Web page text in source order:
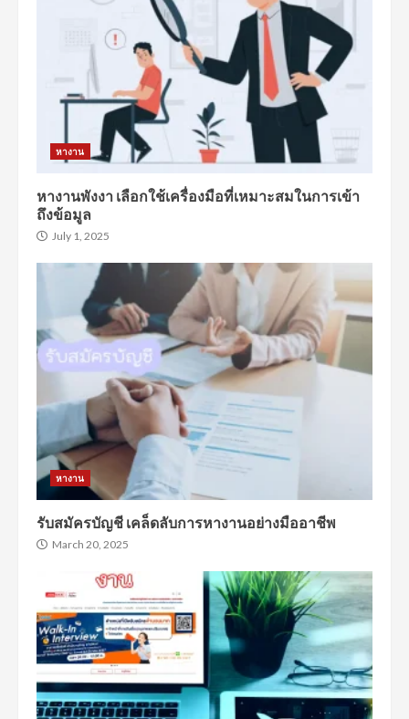
หางาน
หางานพังงา เลือกใช้เครื่องมือที่เหมาะสมในการเข้า
ถึงข้อมูล
July 1, 2025
หางาน
รับสมัครบัญชี เคล็ดลับการหางานอย่างมืออาชีพ
March 20, 2025